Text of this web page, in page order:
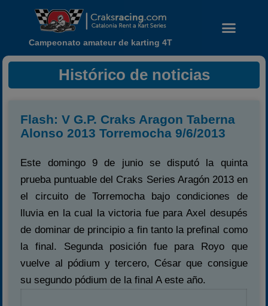
Noticias
Calendario
Temporada 2026
Campeonato amateur de karting 4T
Histórico de noticias
Flash: V G.P. Craks Aragon Taberna
Alonso 2013 Torremocha 9/6/2013
Este domingo 9 de junio se disputó la quinta
prueba puntuable del Craks Series Aragón 2013 en
el circuito de Torremocha bajo condiciones de
lluvia en la cual la victoria fue para Axel desupés
de dominar de principio a fin tanto la prefinal como
la final. Segunda posición fue para Royo que
vuelve al pódium y tercero, César que consigue
su segundo pódium de la final A este año.